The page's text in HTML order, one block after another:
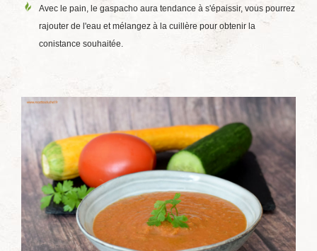
Avec le pain, le gaspacho aura tendance à s'épaissir, vous pourrez
rajouter de l'eau et mélangez à la cuillère pour obtenir la
conistance souhaitée.